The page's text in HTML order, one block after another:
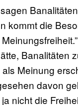
kommt die
Banalitäten
Meinung
davon
nicht die